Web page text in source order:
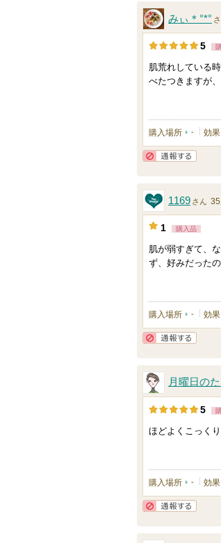
みぃ＊°*°
5
肌荒れしている
べたつきますが
購入場所 - 効果
1169 さん
1 購入品
肌が弱すぎて、
ず、好みだった
購入場所 - 効果
月曜日の
5
ほどよくこっく
購入場所 - 効果